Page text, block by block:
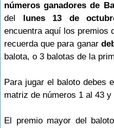
números ganadores de
del lunes 13 de
encuentra aquí los premios
recuerda que para ganar
balota, o 3 balotas de la
Para jugar el baloto debes
matriz de números 1 al 43
El premio mayor del